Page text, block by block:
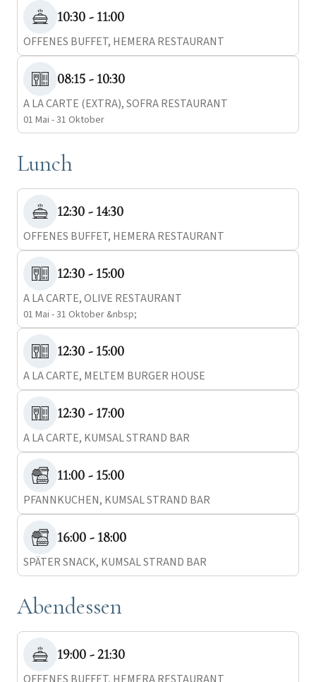
10:30 - 11:00
OFFENES BUFFET, HEMERA RESTAURANT
08:15 - 10:30
A LA CARTE (EXTRA), SOFRA RESTAURANT
01 Mai - 31 Oktober
Lunch
12:30 - 14:30
OFFENES BUFFET, HEMERA RESTAURANT
12:30 - 15:00
A LA CARTE, OLIVE RESTAURANT
01 Mai - 31 Oktober &nbsp;
12:30 - 15:00
A LA CARTE, MELTEM BURGER HOUSE
12:30 - 17:00
A LA CARTE, KUMSAL STRAND BAR
11:00 - 15:00
PFANNKUCHEN, KUMSAL STRAND BAR
16:00 - 18:00
SPÄTER SNACK, KUMSAL STRAND BAR
Abendessen
19:00 - 21:30